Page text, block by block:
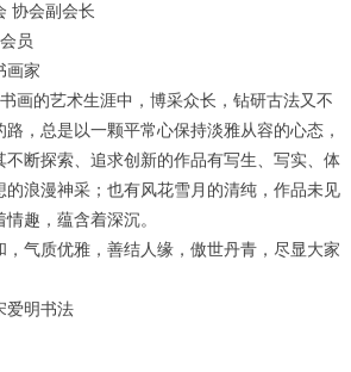
协会副会长
员
画家
画的艺术生涯中，博采众长，钻研古法又不
，总是以一颗平常心保持淡雅从容的心态，
断探索、追求创新的作品有写生、写实、体
浪漫神采；也有风花雪月的清纯，作品未见
趣，蕴含着深沉。
气质优雅，善结人缘，傲世丹青，尽显大家
爱明书法